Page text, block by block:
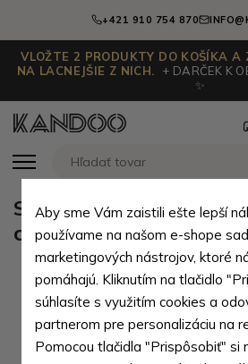
+421 910 754 870
VLOŽTE 2 PRODUKTY DO KOŠÍKA A
NA LACNEJŠIE Z NICH.
+ DARČEK K
✨
Svetlo hnedá dámska
crossbody kabelka
Aby sme Vám zaistili ešte lepší
používame na našom e-shope
marketingových nástrojov, ktoré
pomáhajú. Kliknutím na tlačidlo
súhlasíte s využitím cookies a
partnerom pre personalizáciu na
Pomocou tlačidla "Prispôsobiť" si